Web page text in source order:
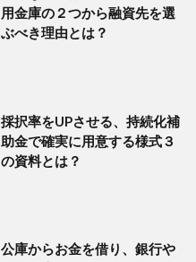
用金庫の２つから融資先を選
ぶべき理由とは？
採択率をUPさせる、持続化補
助金で確実に用意する様式３
の資料とは？
公庫からお金を借り、銀行や